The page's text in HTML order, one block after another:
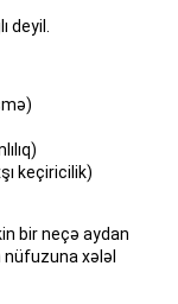
deyil.
keçiricilik)
bir neçə aydan
nüfuzuna xələl